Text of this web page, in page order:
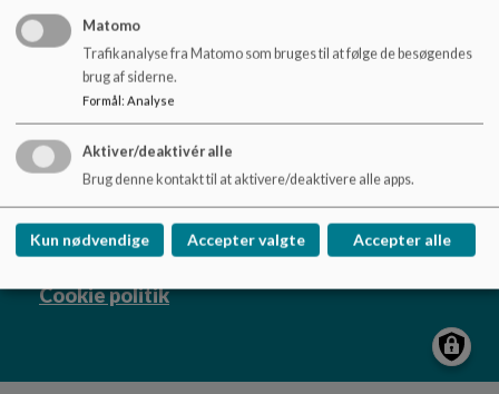
Børnehuset Uglen
Århusvej 27, Ugelbølle, 8410 Rønde
jajo@syddjurs.dk
23653541
EAN NR.
5798004440087
Sitemap
Cookie politik
Matomo
Trafikanalyse fra Matomo som bruges til at følge de besøgendes
brug af siderne.
Formål: Analyse
Aktiver/deaktivér alle
Brug denne kontakt til at aktivere/deaktivere alle apps.
Kun nødvendige Accepter valgte Accepter alle